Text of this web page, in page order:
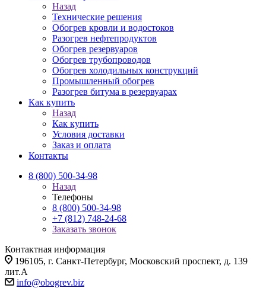
Назад
Технические решения
Обогрев кровли и водостоков
Разогрев нефтепродуктов
Обогрев резервуаров
Обогрев трубопроводов
Обогрев холодильных конструкций
Промышленный обогрев
Разогрев битума в резервуарах
Как купить
Назад
Как купить
Условия доставки
Заказ и оплата
Контакты
8 (800) 500-34-98
Назад
Телефоны
8 (800) 500-34-98
+7 (812) 748-24-68
Заказать звонок
Контактная информация
196105, г. Санкт-Петербург, Московский проспект, д. 139
лит.А
info@obogrev.biz